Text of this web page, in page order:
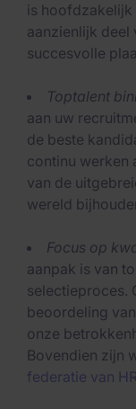
is hoofdzakelijk
aanzienlijk deel
succesvolle
Toptalent
aan uw
de beste
continu werken
van de
wereld
Focus op
aanpak is van
selectieproces.
beoordeling
onze
Bovendien zijn
federatie van